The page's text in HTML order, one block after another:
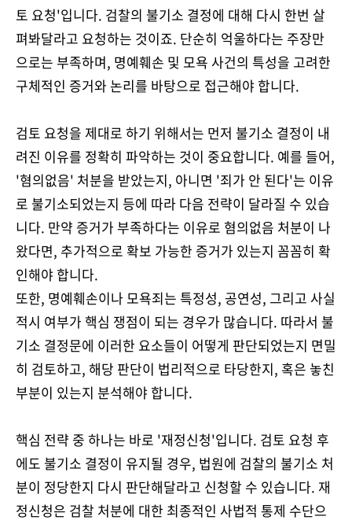
토 요청'입니다. 검찰의 불기소 결정에 대해 다시 한번 살
펴봐달라고 요청하는 것이죠. 단순히 억울하다는 주장만
으로는 부족하며, 명예훼손 및 모욕 사건의 특성을 고려한
구체적인 증거와 논리를 바탕으로 접근해야 합니다.
검토 요청을 제대로 하기 위해서는 먼저 불기소 결정이 내
려진 이유를 정확히 파악하는 것이 중요합니다. 예를 들어,
'혐의없음' 처분을 받았는지, 아니면 '죄가 안 된다'는 이유
로 불기소되었는지 등에 따라 다음 전략이 달라질 수 있습
니다. 만약 증거가 부족하다는 이유로 혐의없음 처분이 나
왔다면, 추가적으로 확보 가능한 증거가 있는지 꼼꼼히 확
인해야 합니다.
또한, 명예훼손이나 모욕죄는 특정성, 공연성, 그리고 사실
적시 여부가 핵심 쟁점이 되는 경우가 많습니다. 따라서 불
기소 결정문에 이러한 요소들이 어떻게 판단되었는지 면밀
히 검토하고, 해당 판단이 법리적으로 타당한지, 혹은 놓친
부분이 있는지 분석해야 합니다.
핵심 전략 중 하나는 바로 '재정신청'입니다. 검토 요청 후
에도 불기소 결정이 유지될 경우, 법원에 검찰의 불기소 처
분이 정당한지 다시 판단해달라고 신청할 수 있습니다. 재
정신청은 검찰 처분에 대한 최종적인 사법적 통제 수단으